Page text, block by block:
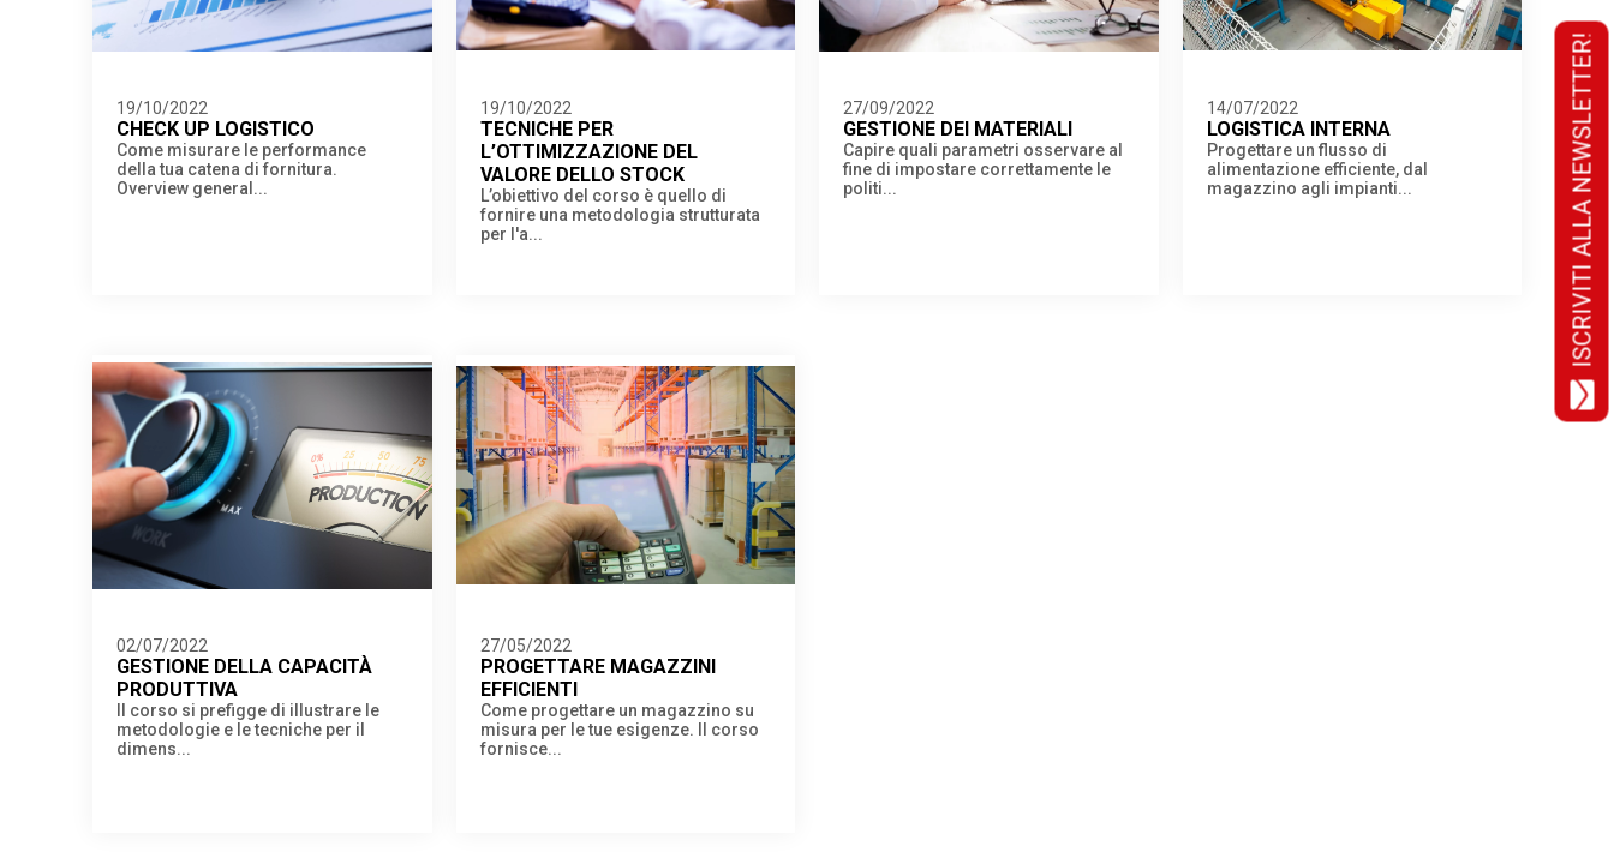
19/10/2022
CHECK UP LOGISTICO
Come misurare le performance
della tua catena di fornitura.​
Overview general...
19/10/2022
TECNICHE PER
L’OTTIMIZZAZIONE DEL
VALORE DELLO STOCK
L’obiettivo del corso è quello di
fornire una metodologia strutturata
per l'a...
27/09/2022
GESTIONE DEI MATERIALI
Capire quali parametri osservare al
fine di impostare correttamente le
politi...
14/07/2022
LOGISTICA INTERNA
Progettare un flusso di
alimentazione efficiente, dal
magazzino agli impianti...
02/07/2022
GESTIONE DELLA CAPACITÀ
PRODUTTIVA
Il corso si prefigge di illustrare le
metodologie e le tecniche per il
dimens...
27/05/2022
PROGETTARE MAGAZZINI
EFFICIENTI
Come progettare un magazzino su
misura per le tue esigenze. Il corso
fornisce...
ISCRIVITI ALLA NEWSLETTER!